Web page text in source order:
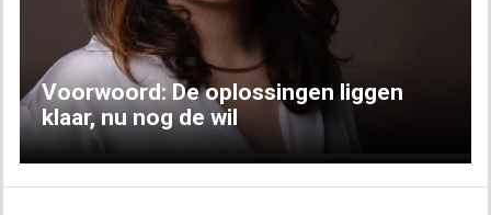
Voorwoord: De oplossingen liggen
klaar, nu nog de wil